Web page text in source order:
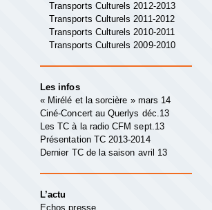
Transports Culturels 2012-2013
Transports Culturels 2011-2012
Transports Culturels 2010-2011
Transports Culturels 2009-2010
Les infos
« Mirélé et la sorcière » mars 14
Ciné-Concert au Querlys déc.13
Les TC à la radio CFM sept.13
Présentation TC 2013-2014
Dernier TC de la saison avril 13
L’actu
Echos presse